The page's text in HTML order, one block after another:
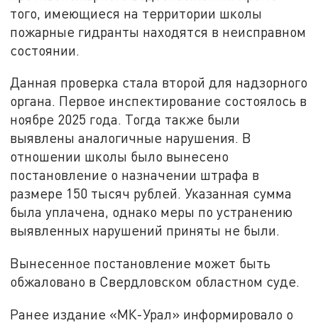
того, имеющиеся на территории школы
пожарные гидранты находятся в неисправном
состоянии.
Данная проверка стала второй для надзорного
органа. Первое инспектирование состоялось в
ноябре 2025 года. Тогда также были
выявлены аналогичные нарушения. В
отношении школы было вынесено
постановление о назначении штрафа в
размере 150 тысяч рублей. Указанная сумма
была уплачена, однако меры по устранению
выявленных нарушений приняты не были.
Вынесенное постановление может быть
обжаловано в Свердловском областном суде.
Ранее издание «МК-Урал» информировало о